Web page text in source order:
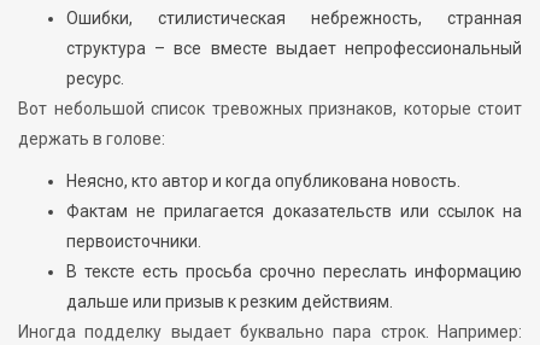
Ошибки, стилистическая небрежность, странная
структура – все вместе выдает непрофессиональный
ресурс.
Вот небольшой список тревожных признаков, которые стоит
держать в голове:
Неясно, кто автор и когда опубликована новость.
Фактам не прилагается доказательств или ссылок на
первоисточники.
В тексте есть просьба срочно переслать информацию
дальше или призыв к резким действиям.
Иногда подделку выдает буквально пара строк. Например: